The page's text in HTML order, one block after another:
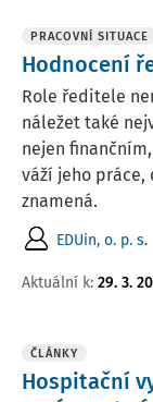
PRACOVNÍ SITUACE
Hodnocení
Role ředitele
náležet také
nejen
váží jeho práce,
znamená.
EDUin, o. p. s.
Aktuální k: 29. 3.
ČLÁNKY
Hospitační